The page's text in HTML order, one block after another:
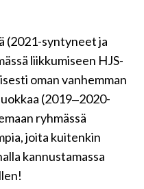
(2021-syntyneet ja
liikkumiseen HJS-
oman vanhemman
(2019‒2020-
ryhmässä
joita kuitenkin
kannustamassa